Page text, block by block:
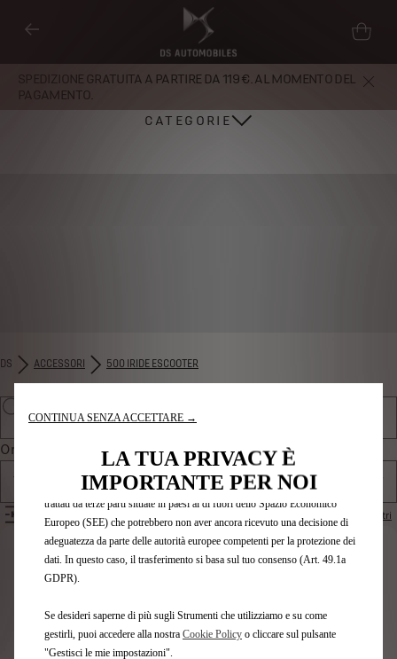
SPEDIZIONE GRATUITA A PARTIRE DA 119 €. AL MOMENTO DEL
PAGAMENTO.
CATEGORIE
DS ACCESSORI 500 IRIDE ESCOOTER
Ordina per
Tutti i prodotti
FILTRI Rimuovi i filtri
Identifica il tuo veicolo
le informazioni necessarie per visualizzare gli accessori
compatibili.
CONTINUA SENZA ACCETTARE →
LA TUA PRIVACY È
IMPORTANTE PER NOI
Utilizziamo cookie e/o altri strumenti di tracciamento (gli “Strumenti”) per
assicurarci di offrirti la migliore esperienza sul nostro sito web. Essi ci
risultati di ricerca e, di conseguenza, migliorano ciò che ti offriamo. Il
nostro sito web potrebbe utilizzare anche Strumenti di terze parti per inviare
pubblicità che sia più pertinente per te. Alcuni Strumenti potrebbero essere
trattati da terze parti situate in paesi al di fuori dello Spazio Economico
Europeo (SEE) che potrebbero non aver ancora ricevuto una decisione di
adeguatezza da parte delle autorità europee competenti per la protezione dei
dati. In questo caso, il trasferimento si basa sul tuo consenso (Art. 49.1a
GDPR).
Se desideri saperne di più sugli Strumenti che utilizziamo e su come
gestirli, puoi accedere alla nostra Cookie Policy o cliccare sul pulsante
"Gestisci le mie impostazioni".